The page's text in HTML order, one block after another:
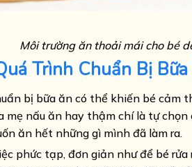
Môi trường ăn thoải mái cho bé
Trình Chuẩn Bị
bị bữa ăn có thể khiến bé cảm
mẹ nấu ăn hay thậm chí là tự
ăn hết những gì mình đã làm ra.
phức tạp, đơn giản như để bé